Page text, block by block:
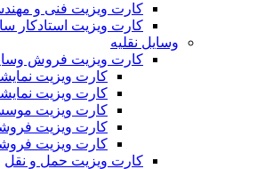
کارت ویزیت فنی و
کارت ویزیت استادکار
وسایل نقلیه
کارت ویزیت فروش
کارت ویزیت
کارت ویزیت
کارت ویزیت
کارت ویزیت
کارت ویزیت
کارت ویزیت حمل و نقل